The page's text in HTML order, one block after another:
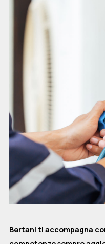
Bertani ti accompagna